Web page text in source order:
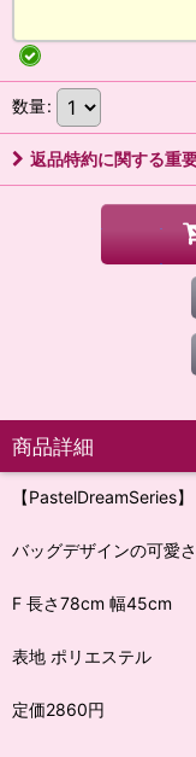
数量:
返品特約に関する重
商品詳細
【PastelDreamSeries】
バッグデザインの可愛
F 長さ78cm 幅45cm
表地 ポリエステル
定価2860円